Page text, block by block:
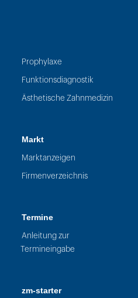
Prophylaxe
Funktionsdiagnostik
Ästhetische Zahnmedizin
Markt
Marktanzeigen
Firmenverzeichnis
Termine
Anleitung zur
Termineingabe
zm-starter